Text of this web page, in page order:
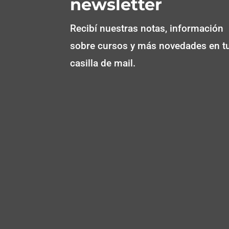
newsletter
Recibí nuestras notas, información
sobre cursos y más novedades en
casilla de mail.